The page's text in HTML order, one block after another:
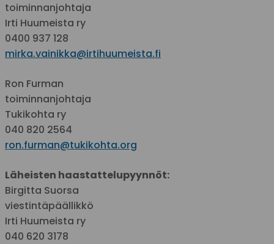
toiminnanjohtaja
Irti Huumeista ry
0400 937 128
mirka.vainikka@irtihuumeista.fi
Ron Furman
toiminnanjohtaja
Tukikohta ry
040 820 2564
ron.furman@tukikohta.org
Läheisten haastattelupyynnöt:
Birgitta Suorsa
viestintäpäällikkö
Irti Huumeista ry
040 620 3178